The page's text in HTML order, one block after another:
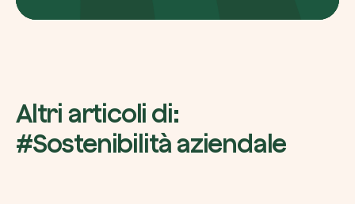
Altri articoli di:
#Sostenibilità aziendale